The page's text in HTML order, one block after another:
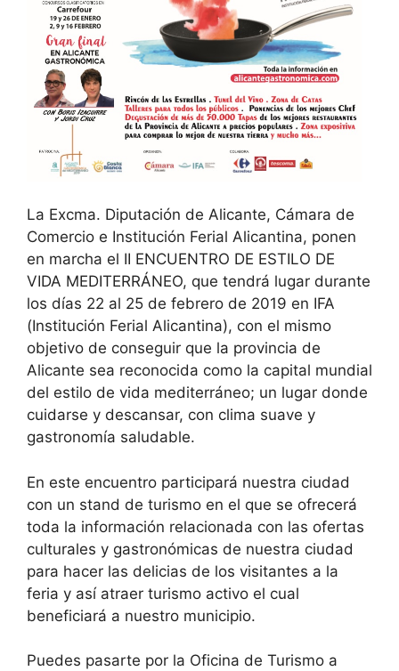
La Excma. Diputación de Alicante, Cámara de
Comercio e Institución Ferial Alicantina, ponen
en marcha el II ENCUENTRO DE ESTILO DE
VIDA MEDITERRÁNEO, que tendrá lugar durante
los días 22 al 25 de febrero de 2019 en IFA
(Institución Ferial Alicantina), con el mismo
objetivo de conseguir que la provincia de
Alicante sea reconocida como la capital mundial
del estilo de vida mediterráneo; un lugar donde
cuidarse y descansar, con clima suave y
gastronomía saludable.
En este encuentro participará nuestra ciudad
con un stand de turismo en el que se ofrecerá
toda la información relacionada con las ofertas
culturales y gastronómicas de nuestra ciudad
para hacer las delicias de los visitantes a la
feria y así atraer turismo activo el cual
beneficiará a nuestro municipio.
Puedes pasarte por la Oficina de Turismo a